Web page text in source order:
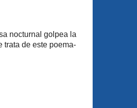
nocturnal golpea la
trata de este poema-